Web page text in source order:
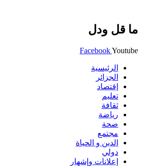
ما قل ودل
FacebookYoutube
الرئيسية
الجزائر
إقتصاد
تعليم
ثقافة
رياضة
صحة
مجتمع
الدين و الحياة
دولي
إعلانات وإشهار